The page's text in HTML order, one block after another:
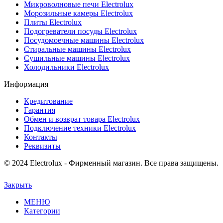
Микроволновые печи Electrolux
Морозильные камеры Electrolux
Плиты Electrolux
Подогреватели посуды Electrolux
Посудомоечные машины Electrolux
Стиральные машины Electrolux
Сушильные машины Electrolux
Холодильники Electrolux
Информация
Кредитование
Гарантия
Обмен и возврат товара Electrolux
Подключение техники Electrolux
Контакты
Реквизиты
© 2024 Electrolux - Фирменный магазин. Все права защищены.
Закрыть
МЕНЮ
Категории